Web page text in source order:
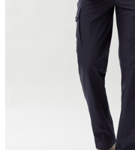
每筆NT$60，滿NT$1,200(含以上)免運費
每筆NT$80，滿NT$1,200(含以上)免運費
每筆NT$80，滿NT$1,200(含以上)免運費